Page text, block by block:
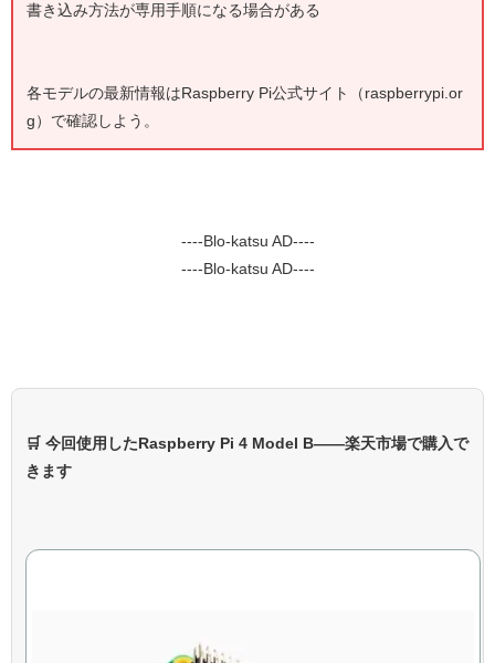
書き込み方法が専用手順になる場合がある
各モデルの最新情報はRaspberry Pi公式サイト（raspberrypi.or
g） で確認しよう。
----Blo-katsu AD----
----Blo-katsu AD----
🛒 今回使用したRaspberry Pi 4 Model B——楽天市場で購入で
きます